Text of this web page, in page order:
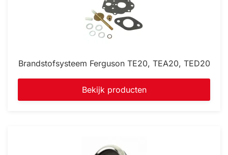
Brandstofsysteem Ferguson TE20, TEA20, TED20
Bekijk producten